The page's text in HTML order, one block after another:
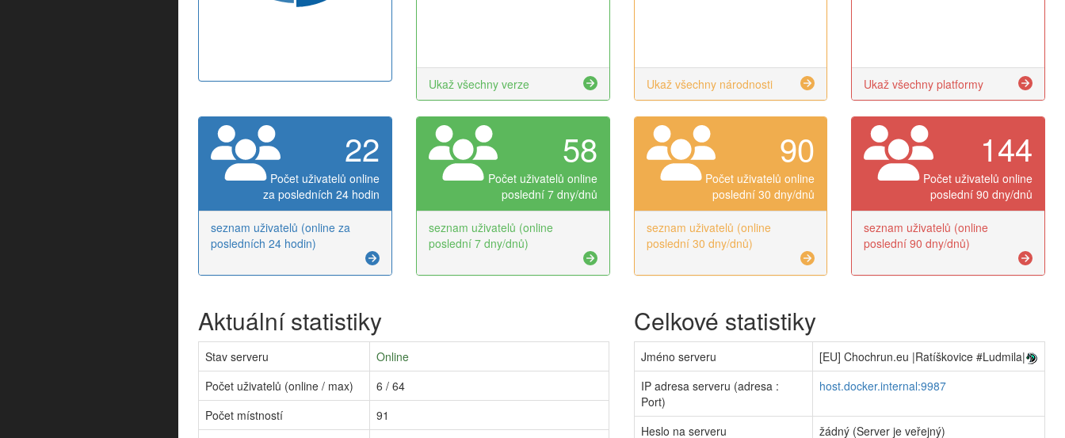
Ukaž všechny verze Ukaž všechny národnosti Ukaž všechny platformy
22
Počet uživatelů online
za posledních 24 hodin
seznam uživatelů (online za
posledních 24 hodin)
58
Počet uživatelů online
poslední 7 dny/dnů
seznam uživatelů (online
poslední 7 dny/dnů)
90
Počet uživatelů online
poslední 30 dny/dnů
seznam uživatelů (online
poslední 30 dny/dnů)
144
Počet uživatelů online
poslední 90 dny/dnů
seznam uživatelů (online
poslední 90 dny/dnů)
Aktuální statistiky
Stav serveru
Online
Počet uživatelů (online / max)
6 / 64
Počet místností
91
Celkové statistiky
Jméno serveru
[EU] Chochrun.eu |Ratíškovice #Ludmila|
IP adresa serveru (adresa :
Port)
host.docker.internal:9987
Heslo na serveru žádný (Server je veřejný)